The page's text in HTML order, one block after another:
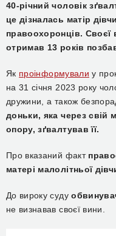
40-річний чоловік
це дізналась матір
правоохоронців. Своєї
отримав 13 років
Як проінформували у
на 31 січня 2023 року
дружини, а також
доньки, яка через свій
опору, зґвалтував її.
Про вказаний факт
матері малолітньої
До вироку суду
не визнавав своєї вини.